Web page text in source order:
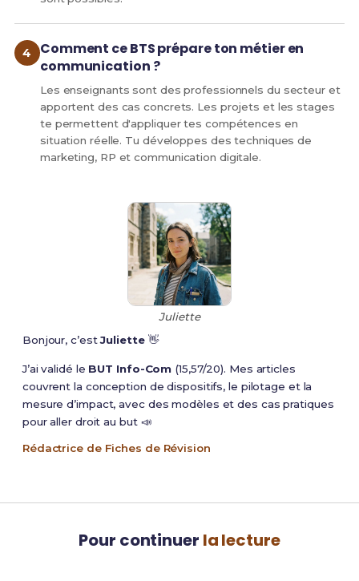
Comment ce BTS prépare ton métier en
communication ?
Les enseignants sont des professionnels du secteur et
apportent des cas concrets. Les projets et les stages
te permettent d'appliquer tes compétences en
situation réelle. Tu développes des techniques de
marketing, RP et communication digitale.
Juliette
Bonjour, c’estJuliette👋
J’ai validé le BUT Info-Com (15,57/20). Mes articles
couvrent la conception de dispositifs, le pilotage et la
mesure d’impact, avec des modèles et des cas pratiques
pour aller droit au but 📣
Rédactrice de Fiches de Révision
Pour continuer la lecture